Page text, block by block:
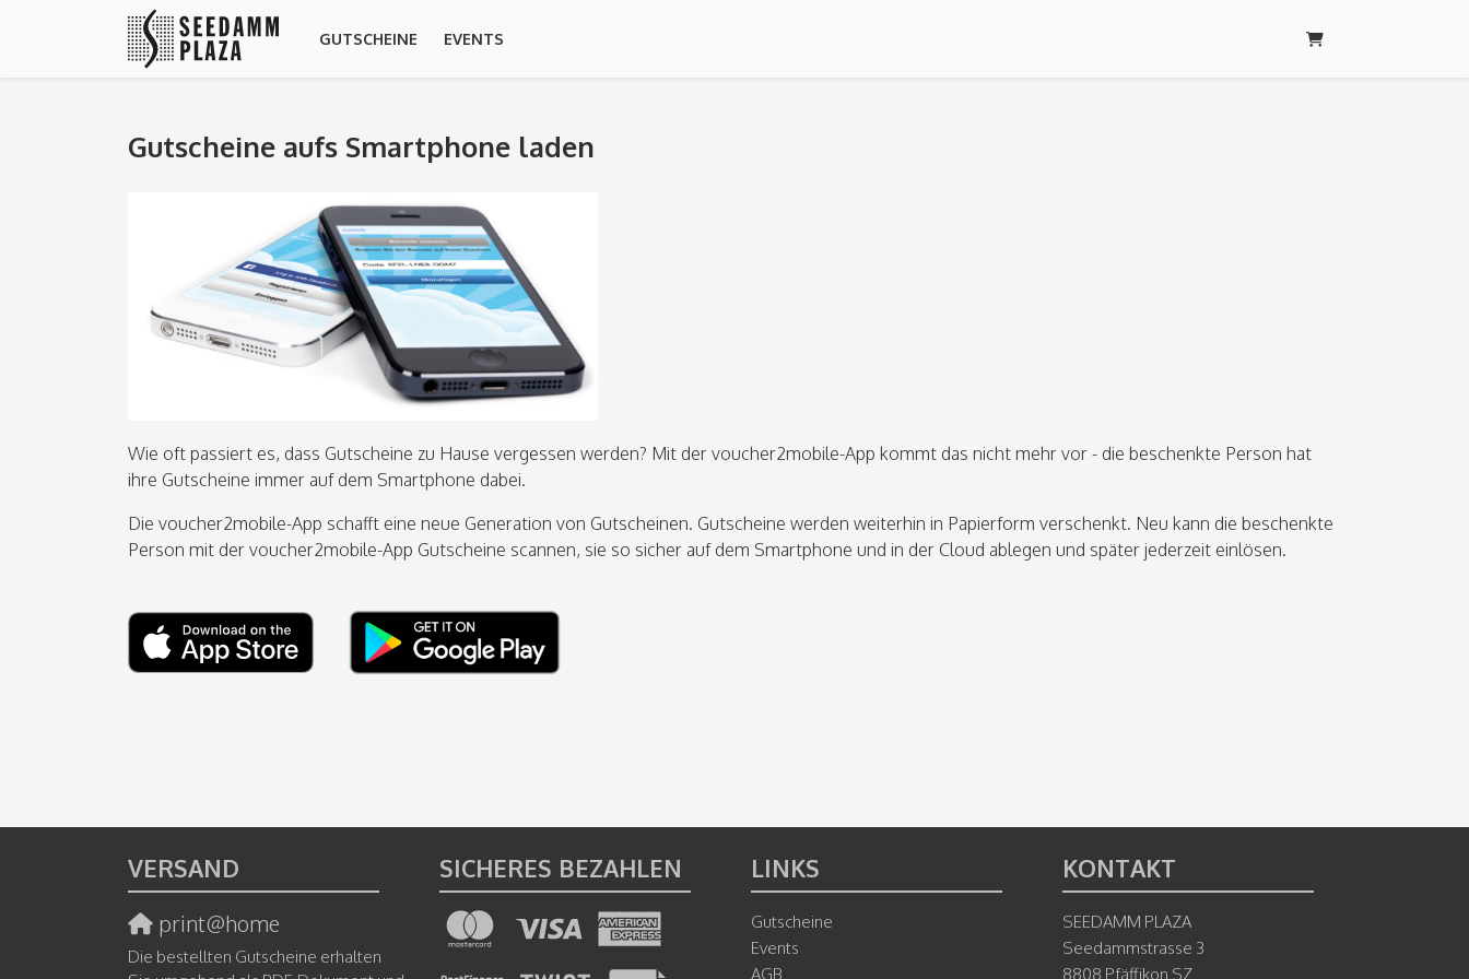
GUTSCHEINE EVENTS
WARENKORB
Gutscheine aufs Smartphone laden
Wie oft passiert es, dass Gutscheine zu Hause vergessen werden? Mit der voucher2mobile-App kommt das nicht mehr vor - die beschenkte Person hat
ihre Gutscheine immer auf dem Smartphone dabei.
Die voucher2mobile-App schafft eine neue Generation von Gutscheinen. Gutscheine werden weiterhin in Papierform verschenkt. Neu kann die beschenkte
Person mit der voucher2mobile-App Gutscheine scannen, sie so sicher auf dem Smartphone und in der Cloud ablegen und später jederzeit einlösen.
VERSAND
print@home
Die bestellten Gutscheine erhalten
SICHERES BEZAHLEN LINKS
Gutscheine
Events
AGB
KONTAKT
SEEDAMM PLAZA
Seedammstrasse 3
8808 Pfäffikon SZ